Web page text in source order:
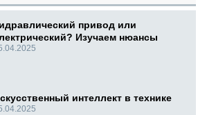
привод или
Изучаем нюансы
интеллект в технике